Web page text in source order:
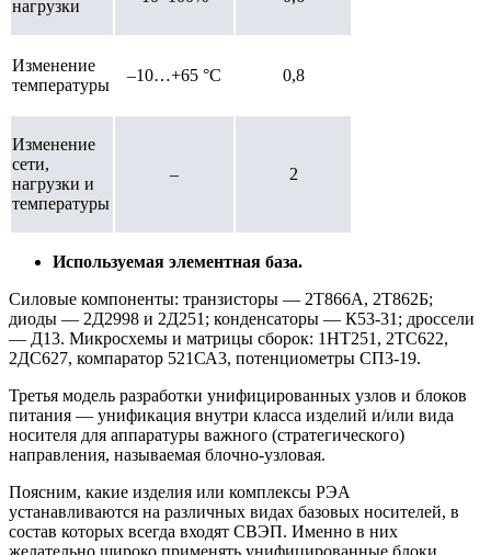
нагрузки
Изменение
температуры
–10…+65 °С 0,8
Изменение
сети,
нагрузки и
температуры
– 2
Используемая элементная база.
Силовые компоненты: транзисторы — 2Т866А, 2Т862Б;
диоды — 2Д2998 и 2Д251; конденсаторы — К53-31; дроссели
— Д13. Микросхемы и матрицы сборок: 1НТ251, 2ТС622,
2ДС627, компаратор 521СА3, потенциометры СП3-19.
Третья модель разработки унифицированных узлов и блоков
питания — унификация внутри класса изделий и/или вида
носителя для аппаратуры важного (стратегического)
направления, называемая блочно-узловая.
Поясним, какие изделия или комплексы РЭА
устанавливаются на различных видах базовых носителей, в
состав которых всегда входят СВЭП. Именно в них